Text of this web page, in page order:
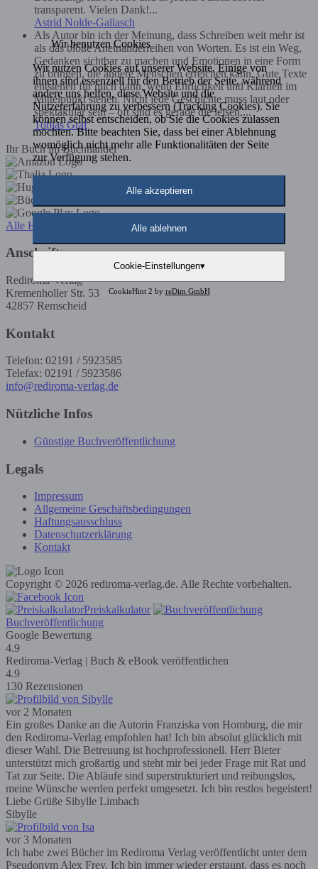
transparent. Vielen Dank!...
Astrid Nolde-Gallasch
Als Autor bin ich der Meinung, dass Schreiben weit mehr ist
als das bloße Aneinanderreihen von Worten. Es ist ein Weg,
Gedanken sichtbar zu machen und Emotionen in eine Form
zu bringen, die andere Menschen erreichen kann. Gute Texte
entstehen für mich dann, wenn Ehrlichkeit und Klarheit im
Mittelpunkt stehen. Nicht jede Geschichte muss laut oder
spektakulär sein – oft sind es gerade die leisen,...
Tobias Graf
Ihr Buch im Buchhandel
Alle Händler
Anschrift
Rediroma-Verlag
Kremenholler Str. 53
42857 Remscheid
Kontakt
Telefon: 02191 / 5923585
Telefax: 02191 / 5923586
info@rediroma-verlag.de
Nützliche Infos
Günstige Buchveröffentlichung
Legals
Impressum
Allgemeine Geschäftsbedingungen
Haftungsausschluss
Datenschutzerklärung
Kontakt
Copyright © 2026 rediroma-verlag.de. Alle Rechte vorbehalten.
Preiskalkulator
Buchveröffentlichung
Google Bewertung
4.9
Rediroma-Verlag | Buch & eBook veröffentlichen
4.9
130 Rezensionen
vor 2 Monaten
Ein großes Danke an die Autorin Franziska von Homburg, die mir
den Rediroma-Verlag empfohlen hat! Ich bin absolut glücklich mit
dieser Wahl. Die Betreuung ist hochprofessionell. Herr Bieter
unterstützt mich großartig und steht mir bei jeder Frage mit Rat und
Tat zur Seite. Die Abläufe sind superstrukturiert und reibungslos,
meine Wünsche werden perfekt umgesetzt. Ich bin restlos begeistert!
Liebe Grüße Sibylle Limbach
Sibylle
vor 3 Monaten
Ich habe zwei Bücher im Rediroma Verlag veröffentlicht unter dem
Pseudonym Alex Frey. Ich bin immer wieder erstaunt, dass es noch
Wir benutzen Cookies
Wir nutzen Cookies auf unserer Website. Einige von
ihnen sind essenziell für den Betrieb der Seite, während
andere uns helfen, diese Website und die
Nutzererfahrung zu verbessern (Tracking Cookies). Sie
können selbst entscheiden, ob Sie die Cookies zulassen
möchten. Bitte beachten Sie, dass bei einer Ablehnung
womöglich nicht mehr alle Funktionalitäten der Seite
zur Verfügung stehen.
Alle akzeptieren
Alle ablehnen
Cookie-Einstellungen▾
CookieHint 2 by reDim GmbH